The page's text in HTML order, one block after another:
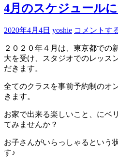
4月のスケジュール
2020年4月4日 yoshie コメントす
２０２０年４月は、東京都での
大を受け、スタジオでのレッス
だきます。
全てのクラスを事前予約制のオ
きます。
お家で出来る楽しいこと、にベ
てみませんか？
お子さんがいらっしゃるという
す♪